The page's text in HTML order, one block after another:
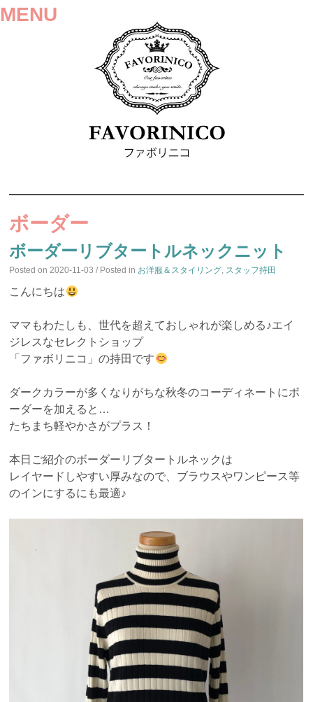
MENU
TO
CONTENT
ボーダー
ボーダーリブタートルネックニット
Posted on2020-11-03 / Posted in お洋服＆スタイリング, スタッフ持田
こんにちは
ママもわたしも、世代を超えておしゃれが楽しめる♪エイ
ジレスなセレクトショップ
「ファボリニコ」の持田です
ダークカラーが多くなりがちな秋冬のコーディネートにボ
ーダーを加えると…
たちまち軽やかさがプラス！
本日ご紹介のボーダーリブタートルネックは
レイヤードしやすい厚みなので、ブラウスやワンピース等
のインにするにも最適♪